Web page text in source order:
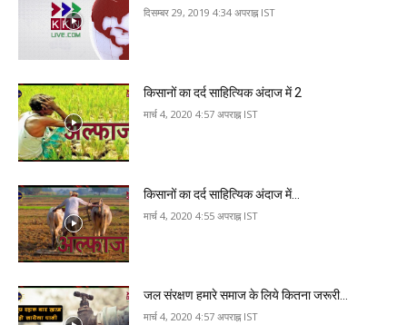
दिसम्बर 29, 2019 4:34 अपराह्न IST
कि‍सानों का दर्द साहित्यिक अंदाज में 2
मार्च 4, 2020 4:57 अपराह्न IST
कि‍सानों का दर्द साहित्यिक अंदाज में…
मार्च 4, 2020 4:55 अपराह्न IST
जल संरक्षण हमारे समाज के लि‍ये क‍ितना जरूरी…
मार्च 4, 2020 4:57 अपराह्न IST